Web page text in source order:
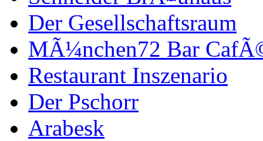
Der Gesellschaftsraum
MÃ¼nchen72 Bar
Restaurant Inszenario
Der Pschorr
Arabesk